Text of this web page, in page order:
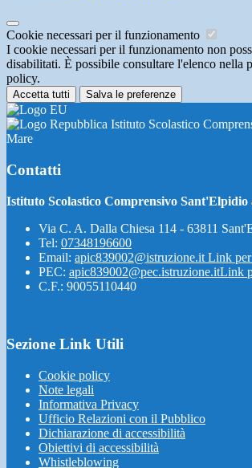
Cookie necessari per il funzionamento
I cookie necessari per il funzionamento non
disabilitati. È possibile consultare l'elenco nella
policy.
Accetta tutti Salva le preferenze
Istituto Scolastico
Mare
Contatti
Istituto Scolastico Comprensivo Sant'Elpidio
Via C. A. Dalla Chiesa 114 - 63811
Tel: 07348196600
Email: apic839002@istruzione.it Link
PEC: apic839002@pec.istruzione.itLink
C.F.: 90055110440
Sezione Link Utili
Cookie policy
Note legali
Informativa Privacy
Ufficio Relazioni con il Pubblico
Dichiarazione di accessibilità
Obiettivi di accessibilità
Whistleblowing